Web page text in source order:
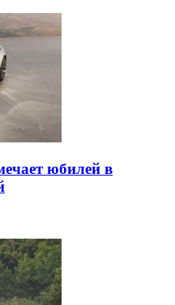
юбилей в